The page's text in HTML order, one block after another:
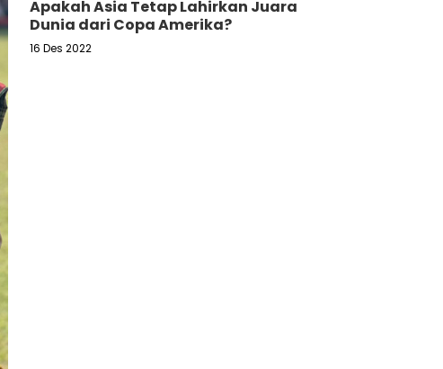
Apakah Asia Tetap Lahirkan Juara
Dunia dari Copa Amerika?
16 Des 2022